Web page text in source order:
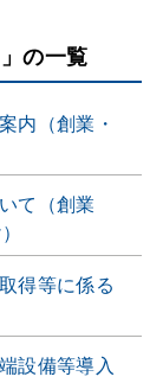
の一覧
内（創業・
て（創業
得等に係る
設備等導入